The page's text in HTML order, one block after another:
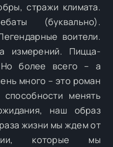
стражи климата.
(буквально).
воители.
измерений. Пицца-
более всего – а
много – это роман
менять
наш образ
жизни мы ждем от
которые мы